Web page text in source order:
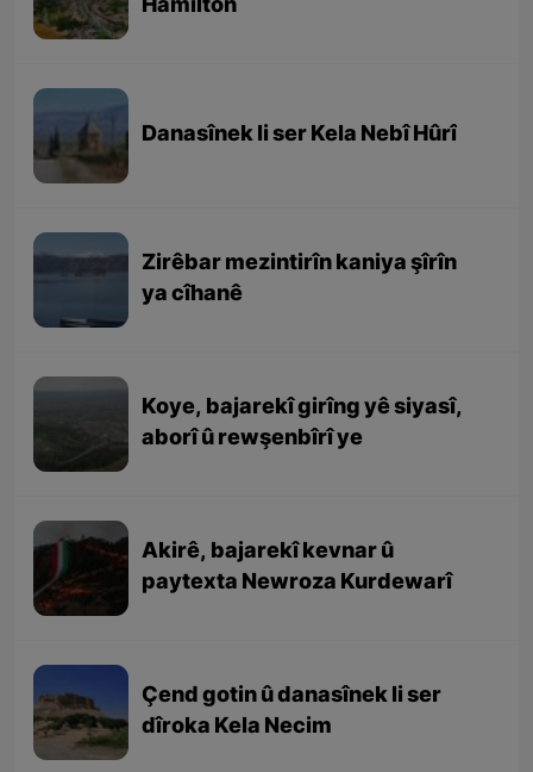
Hamilton
Danasînek li ser Kela Nebî Hûrî
Zirêbar mezintirîn kaniya şîrîn
ya cîhanê
Koye, bajarekî girîng yê siyasî,
aborî û rewşenbîrî ye
Akirê, bajarekî kevnar û
paytexta Newroza Kurdewarî
Çend gotin û danasînek li ser
dîroka Kela Necim